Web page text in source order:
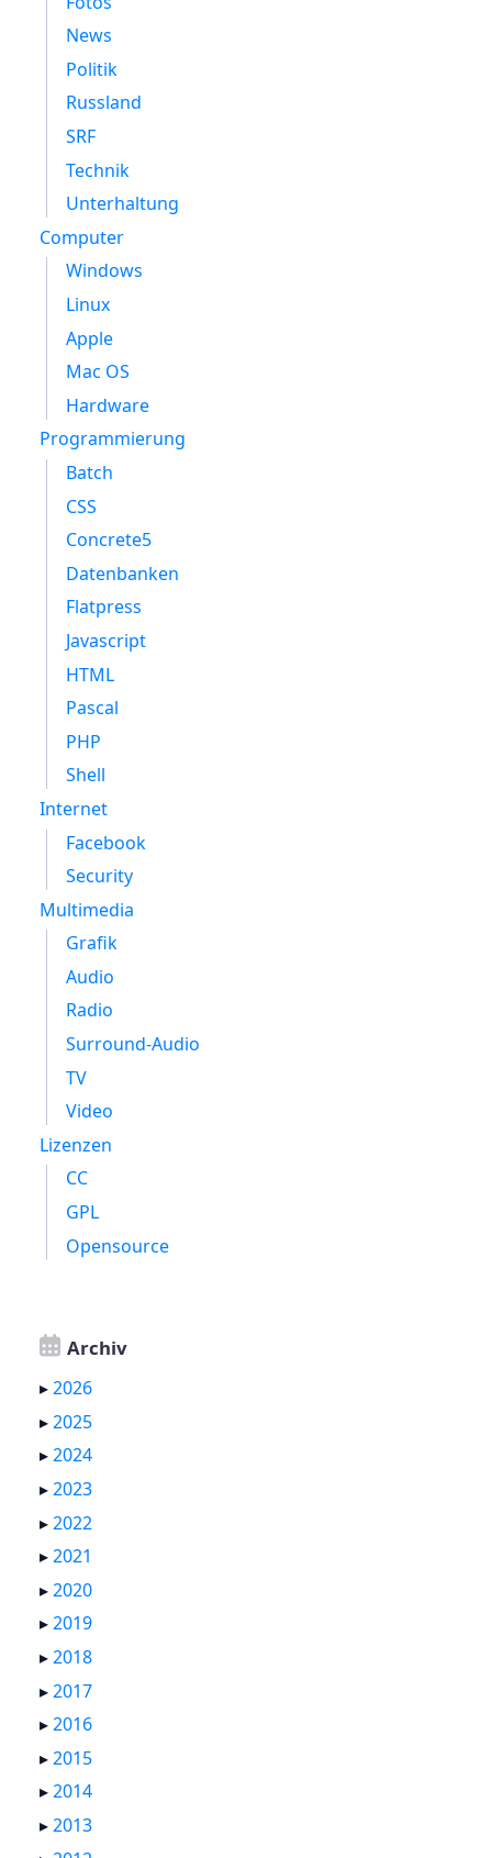
News
Politik
Russland
SRF
Technik
Unterhaltung
Computer
Windows
Linux
Apple
Mac OS
Hardware
Programmierung
Batch
CSS
Concrete5
Datenbanken
Flatpress
Javascript
HTML
Pascal
PHP
Shell
Internet
Facebook
Security
Multimedia
Grafik
Audio
Radio
Surround-Audio
TV
Video
Lizenzen
CC
GPL
Opensource
Archiv
▸2026
▸2025
▸2024
▸2023
▸2022
▸2021
▸2020
▸2019
▸2018
▸2017
▸2016
▸2015
▸2014
▸2013